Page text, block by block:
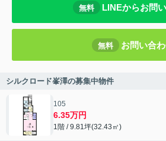
無料 LINEからお問
無料 お問い合
シルクロード峯澤の募集中物件
105
6.35万円
1階 / 9.81坪(32.43㎡)